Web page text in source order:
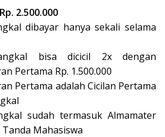
2.500.000
dibayar hanya sekali selama
bisa dicicil 2x dengan
Pertama Rp. 1.500.000
Pertama adalah Cicilan Pertama
sudah termasuk Almamater
Mahasiswa